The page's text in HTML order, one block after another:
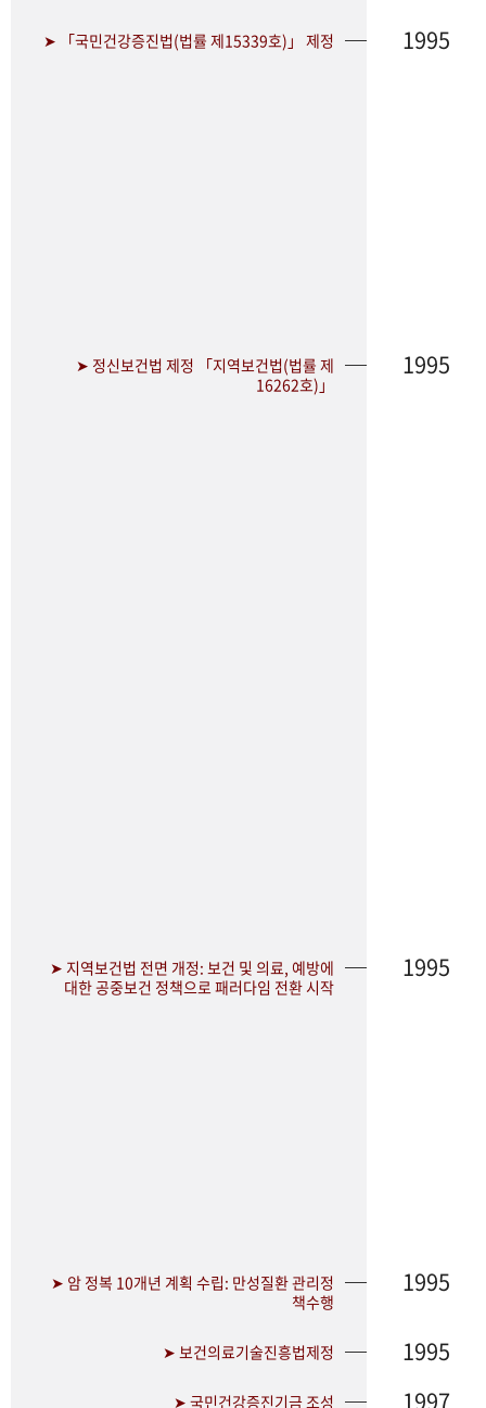
➤ 「국민건강증진법(법률 제15339호)」 제정 1995
➤ 정신보건법 제정 「지역보건법(법률 제
16262호)」
1995
➤ 지역보건법 전면 개정: 보건 및 의료, 예방에
대한 공중보건 정책으로 패러다임 전환 시작
1995
➤ 암 정복 10개년 계획 수립: 만성질환 관리정
책수행
1995
➤ 보건의료기술진흥법제정 1995
➤ 국민건강증진기금 조성 1997